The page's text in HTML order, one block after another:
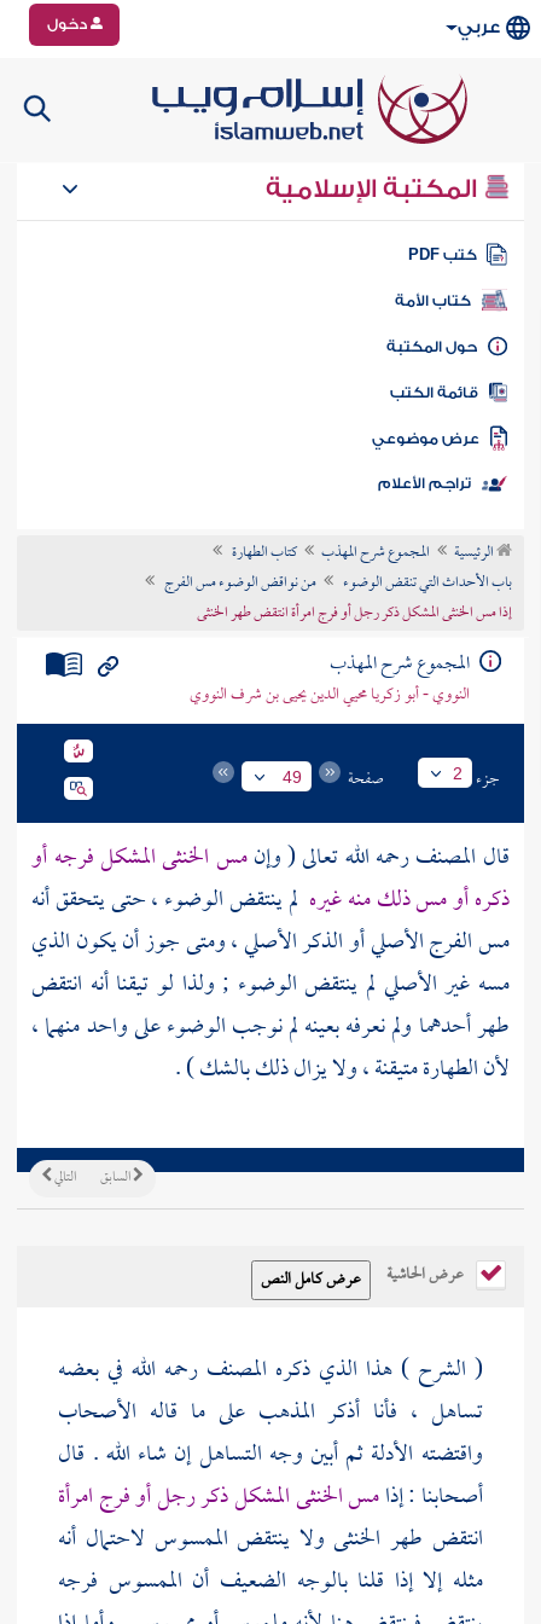
عربي دخول
المكتبة الإسلامية
كتب PDF
كتاب الأمة
المكتبة
الكتب
موضوعي
تراجم الأعلام
الرئيسية المجموع شرح المهذب
كتاب الطهارة
باب الأحداث التي تنقض الوضوء
من نواقض الوضوء مس الفرج
إذا مس الخنثى المشكل ذكر رجل أو فرج امرأة انتقض طهر الخنثى
المجموع شرح المهذب
النووي - أبو زكريا محيي الدين يحيى بن شرف النووي
جزء 2 صفحة 49
قال المصنفرحمه الله تعالى ( وإنمس الخنثى المشكل فرجه أو
ذكره أو مس ذلك منه غيره لم ينتقض الوضوء ، حتى يتحقق أنه
مس الفرج الأصلي أو الذكر الأصلي ، ومتى جوز أن يكون الذي
مسه غير الأصلي لم ينتقض الوضوء ; ولذا لو تيقنا أنه انتقض
طهر أحدهما ولم نعرفه بعينه لم نوجب الوضوء على واحد منهما ،
لأن الطهارة متيقنة ، ولا يزال ذلك بالشك ) .
التالي السابق
عرض الحاشية
( الشرح ) هذا الذي ذكره المصنف رحمه الله في بعضه
تساهل ، فأنا أذكر المذهب على ما قاله الأصحاب
واقتضته الأدلة ثم أبين وجه التساهل إن شاء الله . قال
أصحابنا : إذامس الخنثى المشكل ذكر رجل أو فرج امرأة
انتقض طهر الخنثى ولا ينتقض الممسوس لاحتمال أنه
مثله إلا إذا قلنا بالوجه الضعيف أن الممسوس فرجه